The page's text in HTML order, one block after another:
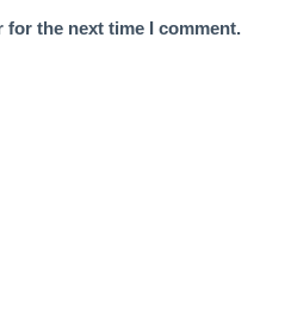
for the next time I comment.